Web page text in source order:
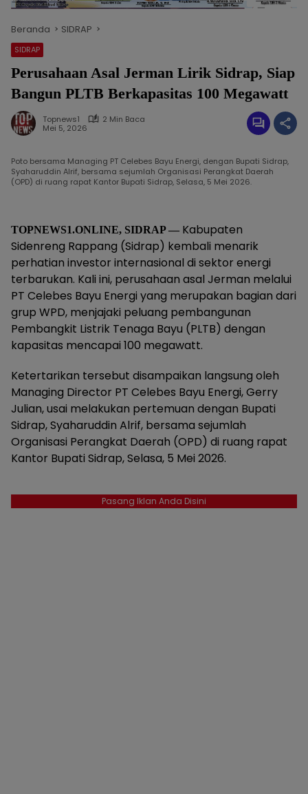
Beranda SIDRAP
SIDRAP
Perusahaan Asal Jerman Lirik Sidrap, Siap
Bangun PLTB Berkapasitas 100 Megawatt
Topnews1
2 Min Baca
Mei 5, 2026
Poto bersama Managing PT Celebes Bayu Energi, dengan Bupati Sidrap,
Syaharuddin Alrif, bersama sejumlah Organisasi Perangkat Daerah
(OPD) di ruang rapat Kantor Bupati Sidrap, Selasa, 5 Mei 2026.
TOPNEWS1.ONLINE, SIDRAP — Kabupaten
Sidenreng Rappang (Sidrap) kembali menarik
perhatian investor internasional di sektor energi
terbarukan. Kali ini, perusahaan asal Jerman melalui
PT Celebes Bayu Energi yang merupakan bagian dari
grup WPD, menjajaki peluang pembangunan
Pembangkit Listrik Tenaga Bayu (PLTB) dengan
kapasitas mencapai 100 megawatt.
Ketertarikan tersebut disampaikan langsung oleh
Managing Director PT Celebes Bayu Energi, Gerry
Julian, usai melakukan pertemuan dengan Bupati
Sidrap, Syaharuddin Alrif, bersama sejumlah
Organisasi Perangkat Daerah (OPD) di ruang rapat
Kantor Bupati Sidrap, Selasa, 5 Mei 2026.
Pasang Iklan Anda Disini